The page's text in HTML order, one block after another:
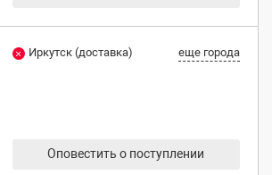
Иркутск (доставка) еще города
Оповестить о поступлении